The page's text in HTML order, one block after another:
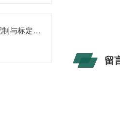
高锰酸钾滴定液的配制与标定全流程解析
留